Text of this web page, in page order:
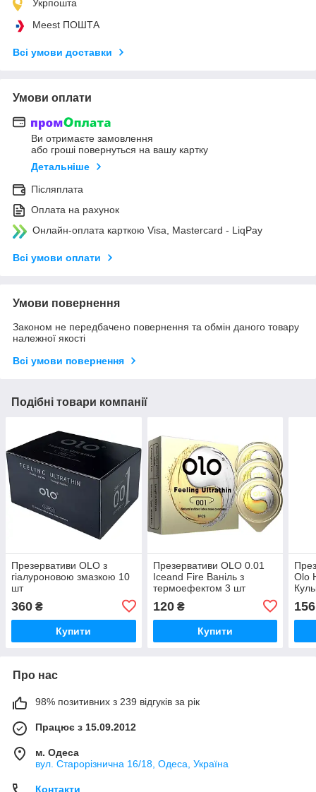
Укрпошта
Meest ПОШТА
Всі умови доставки
Умови оплати
Ви отримаєте замовлення
або гроші повернуться на вашу картку
Детальніше
Післяплата
Оплата на рахунок
Онлайн-оплата карткою Visa, Mastercard - LiqPay
Всі умови оплати
Умови повернення
Законом не передбачено повернення та обмін даного товару
належної якості
Всі умови повернення
Подібні товари компанії
Презервативи OLO з
гіалуроновою змазкою 10
шт
360 ₴
Купити
Презервативи OLO 0.01
Iceand Fire Ваніль з
термоефектом 3 шт
120₴
Купити
Olo
156
Про нас
98% позитивних з 239 відгуків за рік
Працює з 15.09.2012
м. Одеса
вул. Старорізнична 16/18, Одеса, Україна
Контакти